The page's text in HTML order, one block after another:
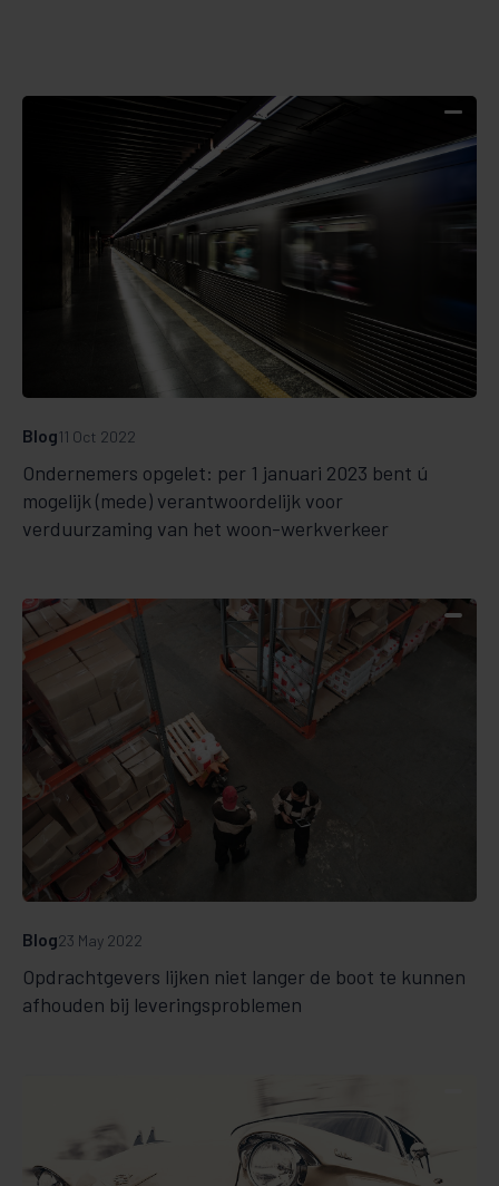
Ondernemers opgelet: per 1 januari 2023 bent ú
mogelijk (mede) verantwoordelijk voor
verduurzaming van het woon-werkverkeer
Blog11 Oct 2022
Opdrachtgevers lijken niet langer de boot te kunnen
afhouden bij leveringsproblemen
Blog23 May 2022